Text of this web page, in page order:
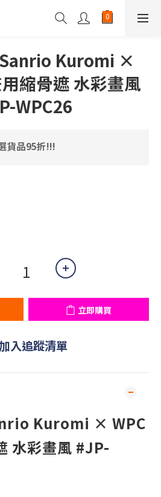
Kuromi ×
縮骨遮 水彩畫風
WPC26
貨品95折!!!
立即購買
入追蹤清單
Kuromi × WPC
水彩畫風 #JP-